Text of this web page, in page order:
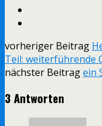
vorheriger Beitrag
Teil: weiterführende
nächster Beitragein
3 Antworten